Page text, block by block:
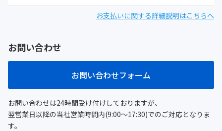
お支払いに関する詳細説明はこちらへ
お問い合わせ
お問い合わせフォーム
お問い合わせは24時間受け付けしておりますが、
翌営業日以降の当社営業時間内(9:00～17:30)でのご対応となりま
す。